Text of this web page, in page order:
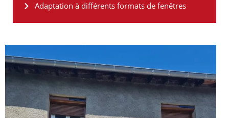
Adaptation à différents formats de fenêtres